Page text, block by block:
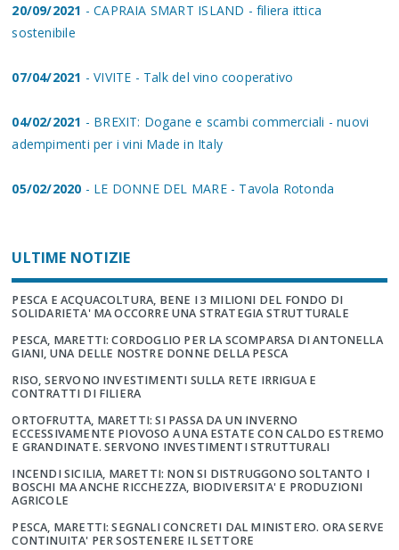
20/09/2021 - CAPRAIA SMART ISLAND - filiera ittica
sostenibile
07/04/2021 - VIVITE - Talk del vino cooperativo
04/02/2021 - BREXIT: Dogane e scambi commerciali - nuovi
adempimenti per i vini Made in Italy
05/02/2020 - LE DONNE DEL MARE - Tavola Rotonda
ULTIME NOTIZIE
PESCA E ACQUACOLTURA, BENE I 3 MILIONI DEL FONDO DI
SOLIDARIETA' MA OCCORRE UNA STRATEGIA STRUTTURALE
PESCA, MARETTI: CORDOGLIO PER LA SCOMPARSA DI ANTONELLA
GIANI, UNA DELLE NOSTRE DONNE DELLA PESCA
RISO, SERVONO INVESTIMENTI SULLA RETE IRRIGUA E
CONTRATTI DI FILIERA
ORTOFRUTTA, MARETTI: SI PASSA DA UN INVERNO
ECCESSIVAMENTE PIOVOSO A UNA ESTATE CON CALDO ESTREMO
E GRANDINATE. SERVONO INVESTIMENTI STRUTTURALI
INCENDI SICILIA, MARETTI: NON SI DISTRUGGONO SOLTANTO I
BOSCHI MA ANCHE RICCHEZZA, BIODIVERSITA' E PRODUZIONI
AGRICOLE
PESCA, MARETTI: SEGNALI CONCRETI DAL MINISTERO. ORA SERVE
CONTINUITA' PER SOSTENERE IL SETTORE